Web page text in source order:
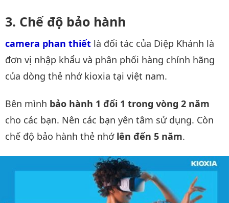
Chế độ bảo hành
camera phan thiết là đối tác của Diệp Khánh là
đơn vị nhập khẩu và phân phối hàng chính hãng
của dòng thẻ nhớ kioxia tại việt nam.
Bên mình bảo hành 1 đổi 1 trong vòng 2 năm
cho các bạn. Nên các bạn yên tâm sử dụng. Còn
chế độ bảo hành thẻ nhớ lên đến 5 năm.